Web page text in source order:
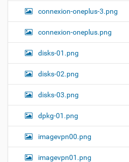
connexion-oneplus-3.png
connexion-oneplus.png
disks-01.png
disks-02.png
disks-03.png
dpkg-01.png
imagevpn00.png
imagevpn01.png